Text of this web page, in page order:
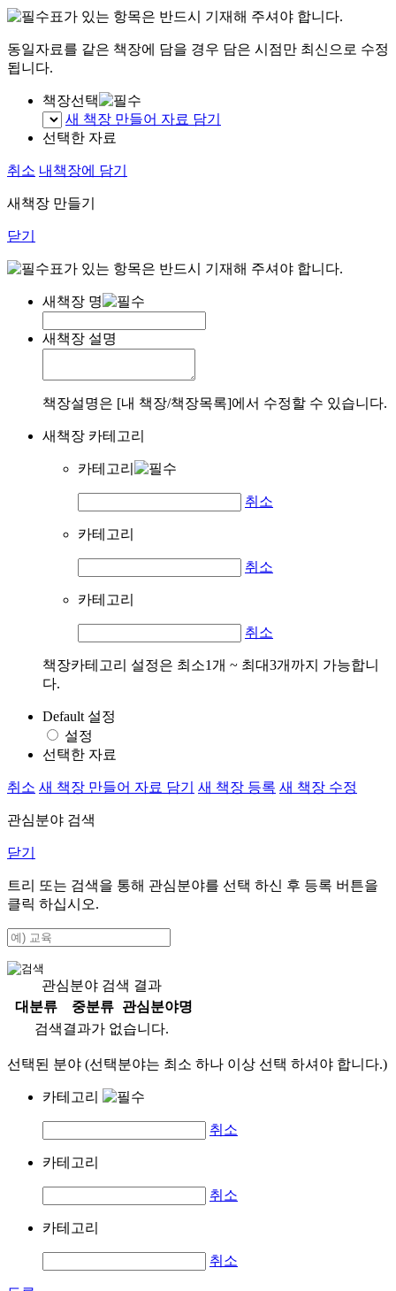
표가 있는 항목은 반드시 기재해 주셔야 합니다.
동일자료를 같은 책장에 담을 경우 담은 시점만 최신으로 수정
됩니다.
책장선택
새 책장 만들어 자료 담기
선택한 자료
취소 내책장에 담기
새책장 만들기
닫기
표가 있는 항목은 반드시 기재해 주셔야 합니다.
새책장 명
새책장 설명
책장설명은 [내 책장/책장목록]에서 수정할 수 있습니다.
새책장 카테고리
카테고리
취소
카테고리
취소
카테고리
취소
책장카테고리 설정은 최소1개 ~ 최대3개까지 가능합니
다.
Default 설정
설정
선택한 자료
취소 새 책장 만들어 자료 담기 새 책장 등록 새 책장 수정
관심분야 검색
닫기
트리 또는 검색을 통해 관심분야를 선택 하신 후 등록 버튼을
클릭 하십시오.
관심분야 검색 결과
대분류
중분류
관심분야명
검색결과가 없습니다.
선택된 분야 (선택분야는 최소 하나 이상 선택 하셔야 합니다.)
카테고리
취소
카테고리
취소
카테고리
취소